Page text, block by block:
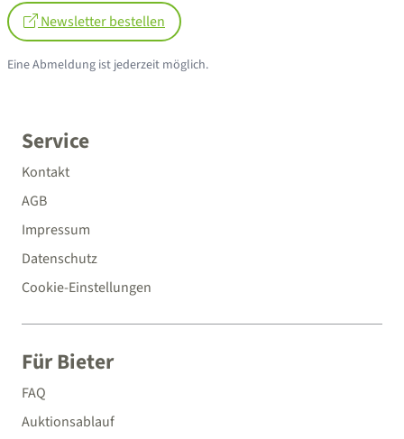
Service
Kontakt
AGB
Impressum
Datenschutz
Cookie-Einstellungen
Für Bieter
FAQ
Auktionsablauf
Newsletter bestellen
Eine Abmeldung ist jederzeit möglich.